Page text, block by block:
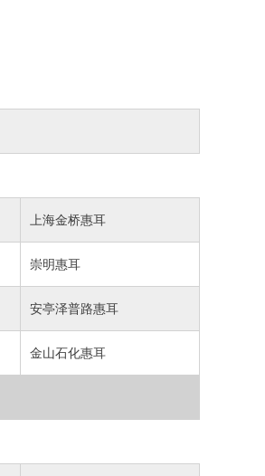
上海金桥惠耳
崇明惠耳
安亭泽普路惠耳
金山石化惠耳